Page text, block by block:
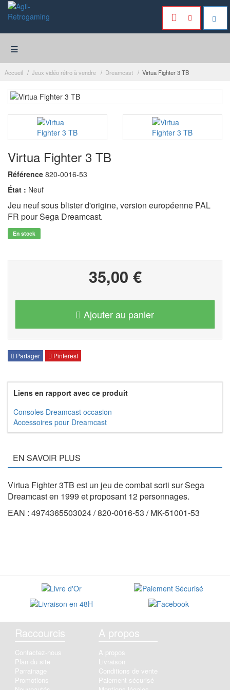
≡
Accueil Jeux vidéo rétro à vendre Dreamcast Virtua Fighter 3 TB
Virtua Fighter 3 TB
Référence 820-0016-53
État : Neuf
Jeu neuf sous blister d'origine, version européenne PAL
FR pour Sega Dreamcast.
En stock
35,00 €
Ajouter au panier
Partager Pinterest
Liens en rapport avec ce produit
Consoles Dreamcast occasion
Accessoires pour Dreamcast
EN SAVOIR PLUS
Virtua Fighter 3TB est un jeu de combat sorti sur Sega
Dreamcast en 1999 et proposant 12 personnages.
EAN : 4974365503024 / 820-0016-53 / MK-51001-53
Raccourcis
Contactez-nous
Plan du site
Parrainage
Promotions
A propos
A propos
Livraison
Conditions de vente
Paiement sécurisé